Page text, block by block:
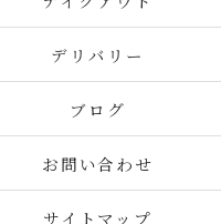
デリバリー
ブログ
お問い合わせ
サイトマップ